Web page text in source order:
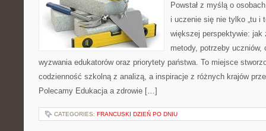
Powstał z myślą o
i uczenie się nie tylko „tu i
większej perspektywie: jak
metody, potrzeby uczniów,
wyzwania edukatorów oraz priorytety państwa. To miejsce
codzienność szkolną z analizą, a inspiracje z różnych krajów
Polecamy Edukacja a zdrowie […]
CATEGORIES: FRANCUSKI DZIEŃ PO DNIU